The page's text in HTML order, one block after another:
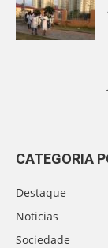
CATEGORIA
Destaque
Noticias
Sociedade